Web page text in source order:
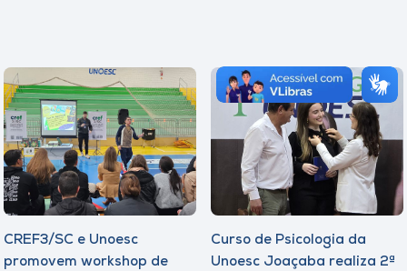
CREF3/SC e Unoesc
promovem workshop de
Curso de Psicologia da
Unoesc Joaçaba realiza 2ª